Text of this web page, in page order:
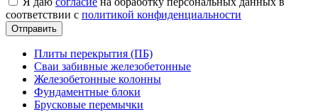
соответствии с политикой конфиденциальности
Плиты перекрытия (ПБ)
Сваи забивные железобетонные
Железобетонные колонны
Фундаментные блоки
Брусковые перемычки